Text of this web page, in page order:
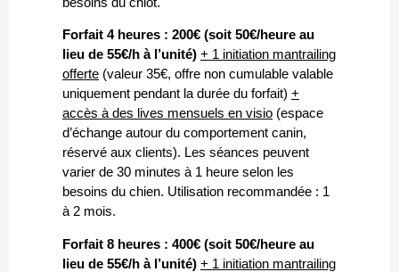
Forfait 4 heures : 200€ (soit 50€/heure au
lieu de 55€/h à l’unité) + 1 initiation mantrailing
offerte (valeur 35€, offre non cumulable valable
uniquement pendant la durée du forfait) +
accès à des lives mensuels en visio (espace
d’échange autour du comportement canin,
réservé aux clients). Les séances peuvent
varier de 30 minutes à 1 heure selon les
besoins du chien. Utilisation recommandée : 1
à 2 mois.
Forfait 8 heures : 400€ (soit 50€/heure au
lieu de 55€/h à l’unité) + 1 initiation mantrailing